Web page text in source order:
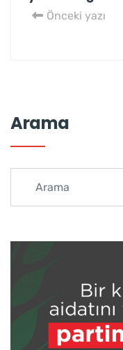
Önceki yazı
Arama